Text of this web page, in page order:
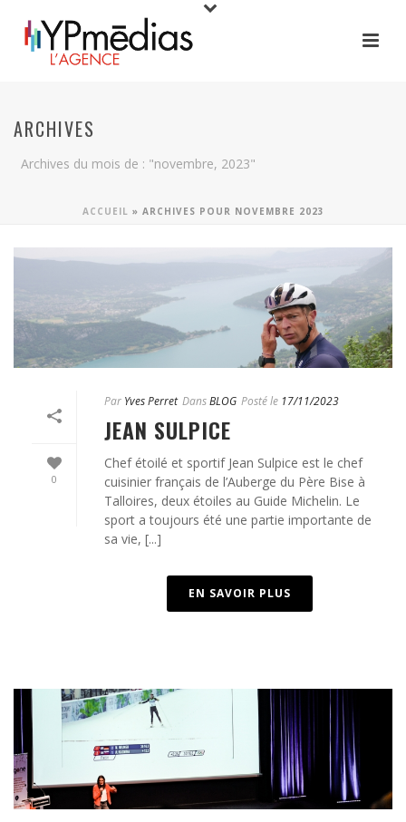
ARCHIVES
Archives du mois de : "novembre, 2023"
ACCUEIL » ARCHIVES POUR NOVEMBRE 2023
0
Par Yves Perret DansBLOG Posté le 17/11/2023
JEAN SULPICE
Chef étoilé et sportif Jean Sulpice est le chef
cuisinier français de l’Auberge du Père Bise à
Talloires, deux étoiles au Guide Michelin. Le
sport a toujours été une partie importante de
sa vie, [...]
EN SAVOIR PLUS